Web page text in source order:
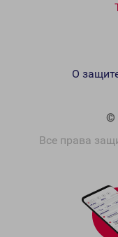
©
Все права
О